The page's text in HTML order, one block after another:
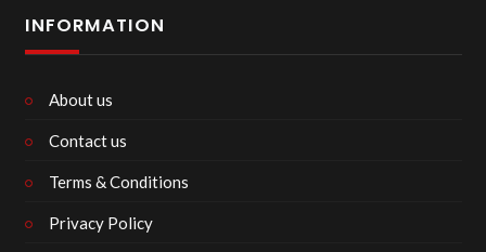
INFORMATION
About us
Contact us
Terms & Conditions
Privacy Policy